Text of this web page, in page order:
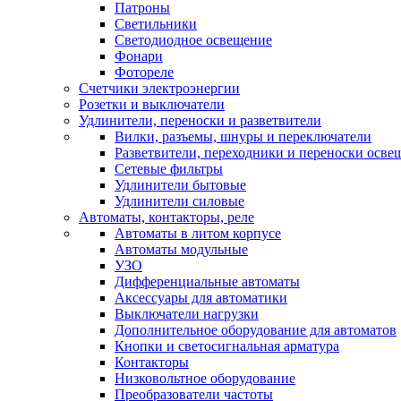
Патроны
Светильники
Светодиодное освещение
Фонари
Фотореле
Счетчики электроэнергии
Розетки и выключатели
Удлинители, переноски и разветвители
Вилки, разъемы, шнуры и переключатели
Разветвители, переходники и переноски
Сетевые фильтры
Удлинители бытовые
Удлинители силовые
Автоматы, контакторы, реле
Автоматы в литом корпусе
Автоматы модульные
УЗО
Дифференциальные автоматы
Аксессуары для автоматики
Выключатели нагрузки
Дополнительное оборудование для автоматов
Кнопки и светосигнальная арматура
Контакторы
Низковольтное оборудование
Преобразователи частоты